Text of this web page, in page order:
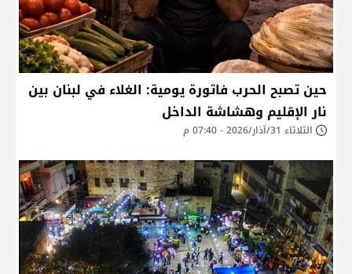
حين تصبح الحرب فاتورة يومية: الغلاء في لبنان بين
نار الإقليم وهشاشة الداخل
الثلاثاء 31/آذار/2026 - 07:40 م